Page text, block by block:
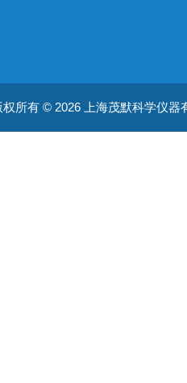
权所有 © 2026 上海茂默科学仪